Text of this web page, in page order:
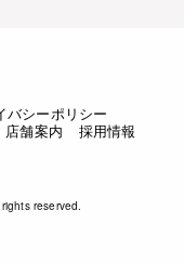
バシーポリシー
店舗案内 採用情報
reserved.